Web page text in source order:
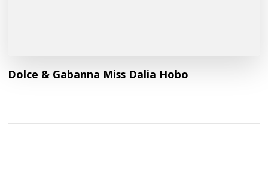
Dolce & Gabanna Miss Dalia Hobo